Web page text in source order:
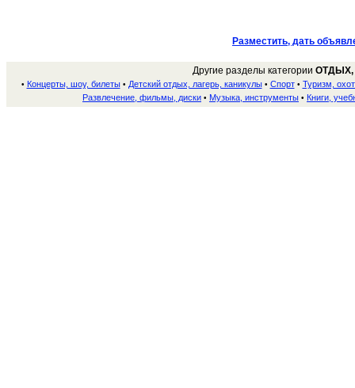
Разместить, дать
Другие разделы категории ОТДЫХ,
• Концерты, шоу, билеты• Детский отдых, лагерь, каникулы• Спорт• Туризм,
Развлечение, фильмы, диски • Музыка, инструменты • Книги,